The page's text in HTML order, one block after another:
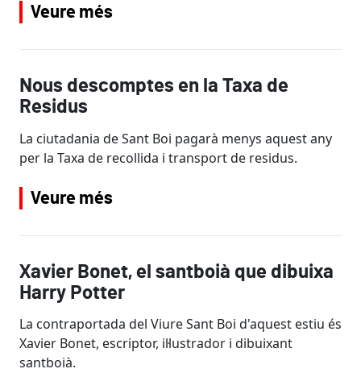
Veure més
Nous descomptes en la Taxa de
Residus
La ciutadania de Sant Boi pagarà menys aquest any
per la Taxa de recollida i transport de residus.
Veure més
Xavier Bonet, el santboià que dibuixa
Harry Potter
La contraportada del Viure Sant Boi d'aquest estiu és
Xavier Bonet, escriptor, il·lustrador i dibuixant
santboià.